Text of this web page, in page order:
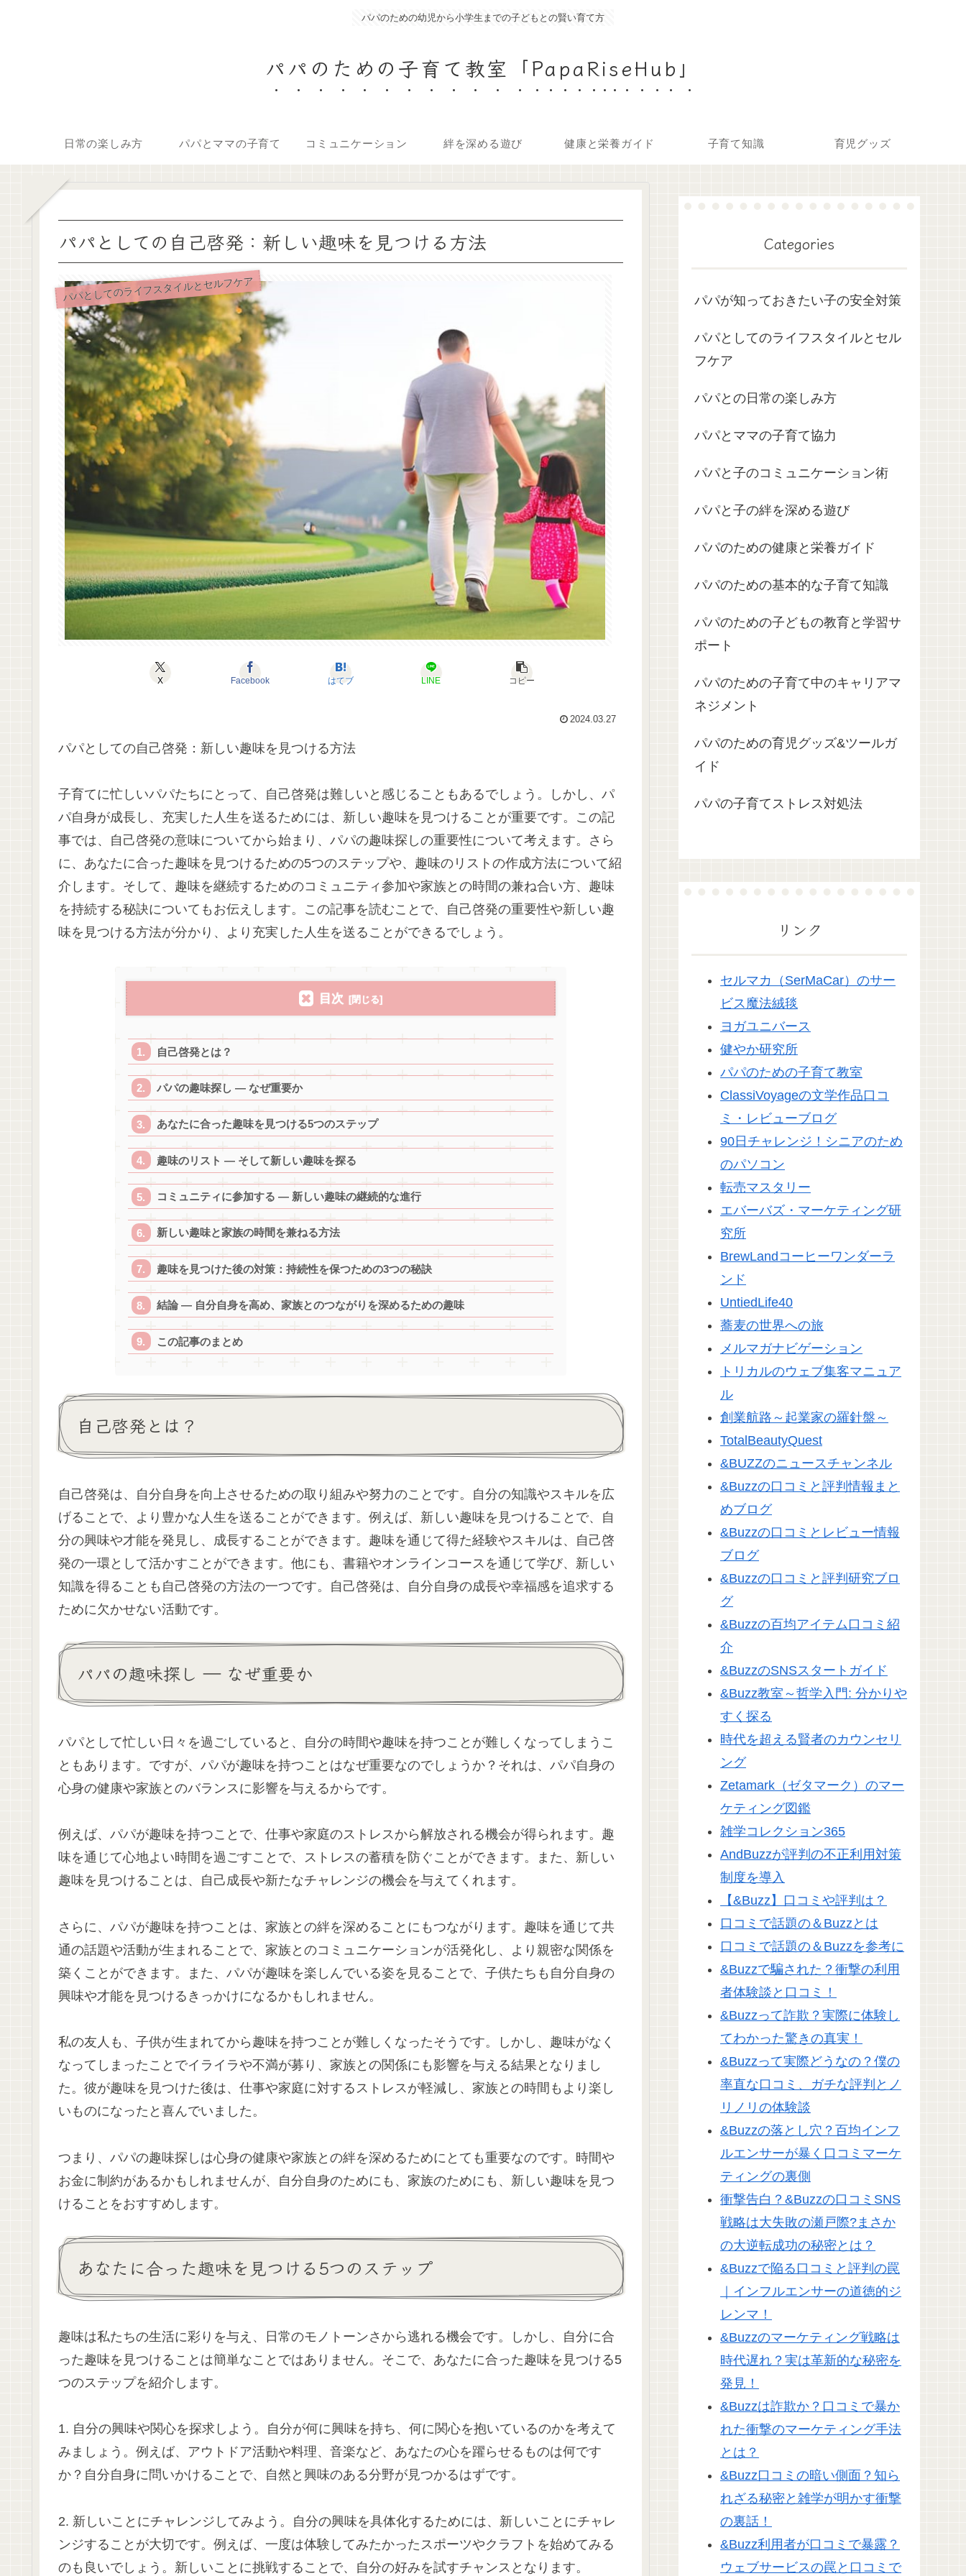
パパのための幼児から小学生までの子どもとの賢い育て方
パパのための子育て教室「PapaRiseHub」
日常の楽しみ方 パパとママの子育て コミュニケーション 絆を深める遊び 健康と栄養ガイド 子育て知識 育児グッズ
パパとしての自己啓発：新しい趣味を見つける方法
パパとしてのライフスタイルとセルフケア
X Facebook はてブ LINE コピー
2024.03.27
パパとしての自己啓発：新しい趣味を見つける方法
子育てに忙しいパパたちにとって、自己啓発は難しいと感じることもあるでしょう。しかし、パ
パ自身が成長し、充実した人生を送るためには、新しい趣味を見つけることが重要です。この記
事では、自己啓発の意味についてから始まり、パパの趣味探しの重要性について考えます。さら
に、あなたに合った趣味を見つけるための5つのステップや、趣味のリストの作成方法について紹
介します。そして、趣味を継続するためのコミュニティ参加や家族との時間の兼ね合い方、趣味
を持続する秘訣についてもお伝えします。この記事を読むことで、自己啓発の重要性や新しい趣
味を見つける方法が分かり、より充実した人生を送ることができるでしょう。
目次
自己啓発とは？
パパの趣味探し ― なぜ重要か
あなたに合った趣味を見つける5つのステップ
趣味のリスト ― そして新しい趣味を探る
コミュニティに参加する ― 新しい趣味の継続的な進行
新しい趣味と家族の時間を兼ねる方法
趣味を見つけた後の対策：持続性を保つための3つの秘訣
結論 ― 自分自身を高め、家族とのつながりを深めるための趣味
この記事のまとめ
自己啓発とは？
自己啓発は、自分自身を向上させるための取り組みや努力のことです。自分の知識やスキルを広
げることで、より豊かな人生を送ることができます。例えば、新しい趣味を見つけることで、自
分の興味や才能を発見し、成長することができます。趣味を通じて得た経験やスキルは、自己啓
発の一環として活かすことができます。他にも、書籍やオンラインコースを通じて学び、新しい
知識を得ることも自己啓発の方法の一つです。自己啓発は、自分自身の成長や幸福感を追求する
ために欠かせない活動です。
パパの趣味探し ― なぜ重要か
パパとして忙しい日々を過ごしていると、自分の時間や趣味を持つことが難しくなってしまうこ
ともあります。ですが、パパが趣味を持つことはなぜ重要なのでしょうか？それは、パパ自身の
心身の健康や家族とのバランスに影響を与えるからです。
例えば、パパが趣味を持つことで、仕事や家庭のストレスから解放される機会が得られます。趣
味を通じて心地よい時間を過ごすことで、ストレスの蓄積を防ぐことができます。また、新しい
趣味を見つけることは、自己成長や新たなチャレンジの機会を与えてくれます。
さらに、パパが趣味を持つことは、家族との絆を深めることにもつながります。趣味を通じて共
通の話題や活動が生まれることで、家族とのコミュニケーションが活発化し、より親密な関係を
築くことができます。また、パパが趣味を楽しんでいる姿を見ることで、子供たちも自分自身の
興味や才能を見つけるきっかけになるかもしれません。
私の友人も、子供が生まれてから趣味を持つことが難しくなったそうです。しかし、趣味がなく
なってしまったことでイライラや不満が募り、家族との関係にも影響を与える結果となりまし
た。彼が趣味を見つけた後は、仕事や家庭に対するストレスが軽減し、家族との時間もより楽し
いものになったと喜んでいました。
つまり、パパの趣味探しは心身の健康や家族との絆を深めるためにとても重要なのです。時間や
お金に制約があるかもしれませんが、自分自身のためにも、家族のためにも、新しい趣味を見つ
けることをおすすめします。
あなたに合った趣味を見つける5つのステップ
趣味は私たちの生活に彩りを与え、日常のモノトーンさから逃れる機会です。しかし、自分に合
った趣味を見つけることは簡単なことではありません。そこで、あなたに合った趣味を見つける5
つのステップを紹介します。
1. 自分の興味や関心を探求しよう。自分が何に興味を持ち、何に関心を抱いているのかを考えて
みましょう。例えば、アウトドア活動や料理、音楽など、あなたの心を躍らせるものは何です
か？自分自身に問いかけることで、自然と興味のある分野が見つかるはずです。
2. 新しいことにチャレンジしてみよう。自分の興味を具体化するためには、新しいことにチャレ
ンジすることが大切です。例えば、一度は体験してみたかったスポーツやクラフトを始めてみる
のも良いでしょう。新しいことに挑戦することで、自分の好みを試すチャンスとなります。
Categories
パパが知っておきたい子の安全対策
パパとしてのライフスタイルとセル
フケア
パパとの日常の楽しみ方
パパとママの子育て協力
パパと子のコミュニケーション術
パパと子の絆を深める遊び
パパのための健康と栄養ガイド
パパのための基本的な子育て知識
パパのための子どもの教育と学習サ
ポート
パパのための子育て中のキャリアマ
ネジメント
パパのための育児グッズ&ツールガ
イド
パパの子育てストレス対処法
リンク
セルマカ（SerMaCar）のサー
ビス魔法絨毯
ヨガユニバース
健やか研究所
パパのための子育て教室
ClassiVoyageの文学作品口コ
ミ・レビューブログ
90日チャレンジ！シニアのため
のパソコン
転売マスタリー
エバーバズ・マーケティング研
究所
BrewLandコーヒーワンダーラ
ンド
UntiedLife40
蕎麦の世界への旅
メルマガナビゲーション
トリカルのウェブ集客マニュア
ル
創業航路～起業家の羅針盤～
TotalBeautyQuest
&BUZZのニュースチャンネル
&Buzzの口コミと評判情報まと
めブログ
&Buzzの口コミとレビュー情報
ブログ
&Buzzの口コミと評判研究ブロ
グ
&Buzzの百均アイテム口コミ紹
介
&BuzzのSNSスタートガイド
&Buzz教室～哲学入門: 分かりや
すく探る
時代を超える賢者のカウンセリ
ング
Zetamark（ゼタマーク）のマー
ケティング図鑑
雑学コレクション365
AndBuzzが評判の不正利用対策
制度を導入
【&Buzz】口コミや評判は？
口コミで話題の＆Buzzとは
口コミで話題の＆Buzzを参考に
&Buzzで騙された？衝撃の利用
者体験談と口コミ！
&Buzzって詐欺？実際に体験し
てわかった驚きの真実！
&Buzzって実際どうなの？僕の
率直な口コミ、ガチな評判とノ
リノリの体験談
&Buzzの落とし穴？百均インフ
ルエンサーが暴く口コミマーケ
ティングの裏側
衝撃告白？&Buzzの口コミSNS
戦略は大失敗の瀬戸際?まさか
の大逆転成功の秘密とは？
&Buzzで陥る口コミと評判の罠
｜インフルエンサーの道徳的ジ
レンマ！
&Buzzのマーケティング戦略は
時代遅れ？実は革新的な秘密を
発見！
&Buzzは詐欺か？口コミで暴か
れた衝撃のマーケティング手法
とは？
&Buzz口コミの暗い側面？知ら
れざる秘密と雑学が明かす衝撃
の裏話！
&Buzz利用者が口コミで暴露？
ウェブサービスの罠と口コミで